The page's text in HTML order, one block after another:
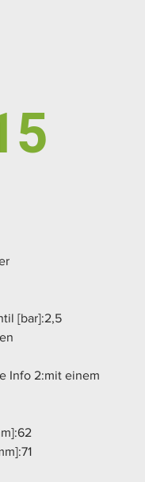
[bar]:2,5
Info 2:mit einem